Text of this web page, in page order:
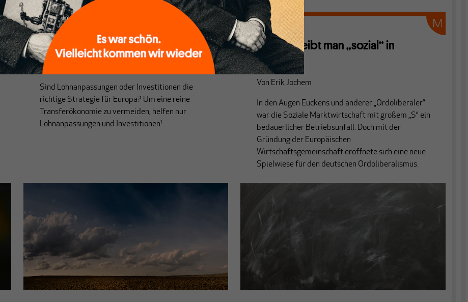
EUROZONE
Bloß kein „Mezzogiorno“!
Von
Sind Lohnanpassungen oder Investitionen die
richtige Strategie für Europa? Um eine reine
Transferökonomie zu vermeiden, helfen nur
Lohnanpassungen und Investitionen!
THEORIE
Wie schreibt man „sozial“ in
Europa?
Von Erik Jochem
In den Augen Euckens und anderer „Ordoliberaler“
war die Soziale Marktwirtschaft mit großem „S“ ein
bedauerlicher Betriebsunfall. Doch mit der
Gründung der Europäischen
Wirtschaftsgemeinschaft eröffnete sich eine neue
Spielwiese für den deutschen Ordoliberalismus.